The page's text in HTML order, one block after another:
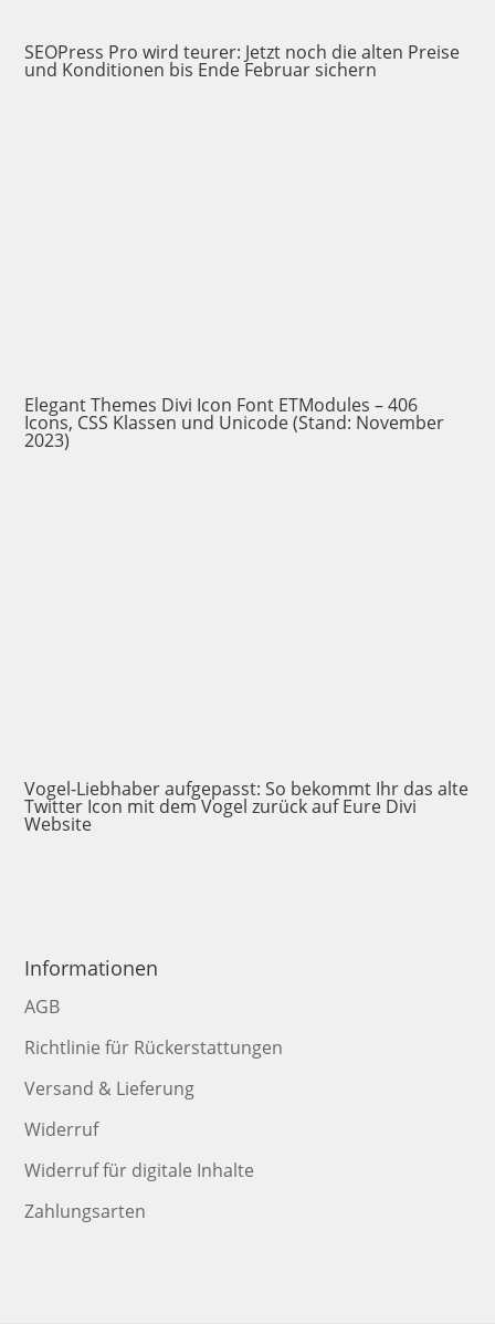
SEOPress Pro wird teurer: Jetzt noch die alten Preise
und Konditionen bis Ende Februar sichern
Elegant Themes Divi Icon Font ETModules – 406
Icons, CSS Klassen und Unicode (Stand: November
2023)
Vogel-Liebhaber aufgepasst: So bekommt Ihr das alte
Twitter Icon mit dem Vogel zurück auf Eure Divi
Website
Informationen
AGB
Richtlinie für Rückerstattungen
Versand & Lieferung
Widerruf
Widerruf für digitale Inhalte
Zahlungsarten